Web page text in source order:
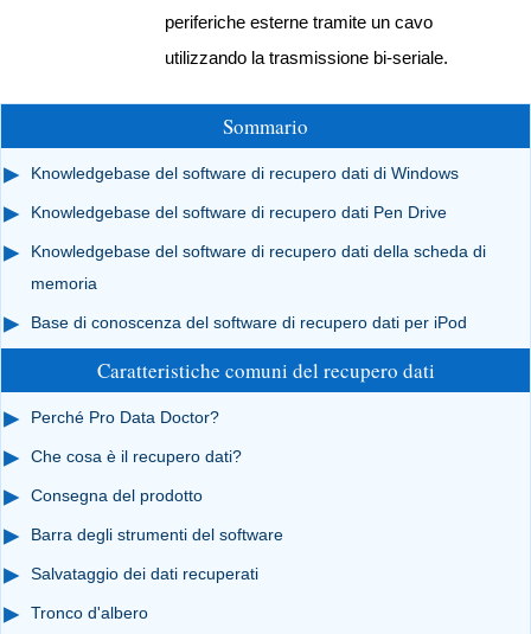
periferiche esterne tramite un cavo
utilizzando la trasmissione bi-seriale.
Sommario
Knowledgebase del software di recupero dati di Windows
Knowledgebase del software di recupero dati Pen Drive
Knowledgebase del software di recupero dati della scheda di
memoria
Base di conoscenza del software di recupero dati per iPod
Caratteristiche comuni del recupero dati
Perché Pro Data Doctor?
Che cosa è il recupero dati?
Consegna del prodotto
Barra degli strumenti del software
Salvataggio dei dati recuperati
Tronco d'albero